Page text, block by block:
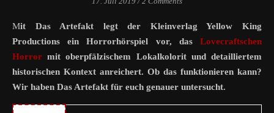
Mit Das Artefakt legt der Kleinverlag Yellow King
Productions ein Horrorhörspiel vor, das Lovecraftschen
Horror mit oberpfälzischem Lokalkolorit und detailliertem
historischen Kontext anreichert. Ob das funktionieren kann?
Wir haben Das Artefakt für euch genauer untersucht.